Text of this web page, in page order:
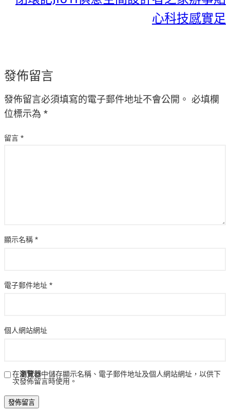
心科技感實足
發佈留言
發佈留言必須填寫的電子郵件地址不會公開。 必填欄
位標示為 *
留言 *
顯示名稱 *
電子郵件地址 *
個人網站網址
在瀏覽器中儲存顯示名稱、電子郵件地址及個人網站網址，以供下
次發佈留言時使用。